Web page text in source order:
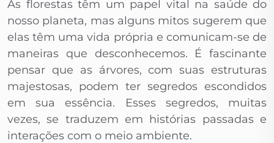
As florestas têm um papel vital na saúde do
nosso planeta, mas alguns mitos sugerem que
elas têm uma vida própria e comunicam-se de
maneiras que desconhecemos. É fascinante
pensar que as árvores, com suas estruturas
majestosas, podem ter segredos escondidos
em sua essência. Esses segredos, muitas
vezes, se traduzem em histórias passadas e
interações com o meio ambiente.